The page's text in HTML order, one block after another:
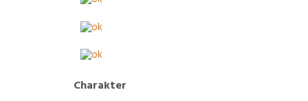
Charakter